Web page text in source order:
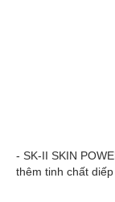
- SK-II SKIN
thêm tinh chất